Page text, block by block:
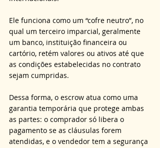
Ele funciona como um “cofre neutro”, no
qual um terceiro imparcial, geralmente
um banco, instituição financeira ou
cartório, retém valores ou ativos até que
as condições estabelecidas no contrato
sejam cumpridas.
Dessa forma, o escrow atua como uma
garantia temporária que protege ambas
as partes: o comprador só libera o
pagamento se as cláusulas forem
atendidas, e o vendedor tem a segurança